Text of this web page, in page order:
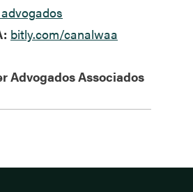
bitly.com/canalwaa
Advogados Associados